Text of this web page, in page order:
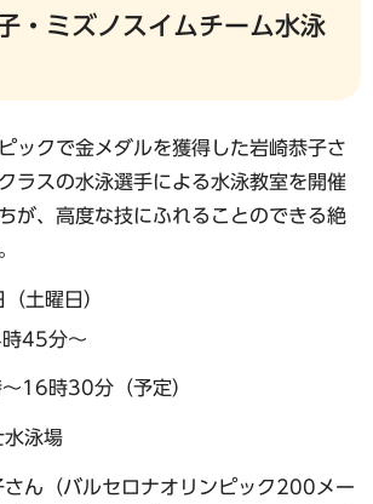
・ミズノスイムチーム水泳
ックで金メダルを獲得した岩崎恭子さ
ラスの水泳選手による水泳教室を開催
が、高度な技にふれることのできる絶
土曜日）
45分〜
16時30分（予定）
水泳場
さん（バルセロナオリンピック200メー